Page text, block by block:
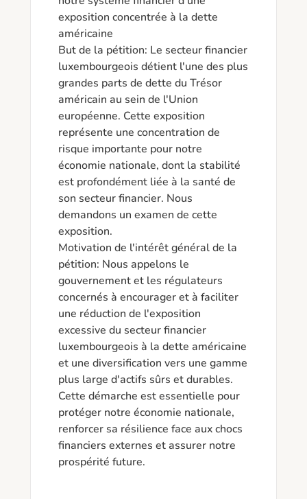
exposition concentrée à la dette
américaine
But de la pétition: Le secteur financier
luxembourgeois détient l'une des plus
grandes parts de dette du Trésor
américain au sein de l'Union
européenne. Cette exposition
représente une concentration de
risque importante pour notre
économie nationale, dont la stabilité
est profondément liée à la santé de
son secteur financier. Nous
demandons un examen de cette
exposition.
Motivation de l'intérêt général de la
pétition: Nous appelons le
gouvernement et les régulateurs
concernés à encourager et à faciliter
une réduction de l'exposition
excessive du secteur financier
luxembourgeois à la dette américaine
et une diversification vers une gamme
plus large d'actifs sûrs et durables.
Cette démarche est essentielle pour
protéger notre économie nationale,
renforcer sa résilience face aux chocs
financiers externes et assurer notre
prospérité future.